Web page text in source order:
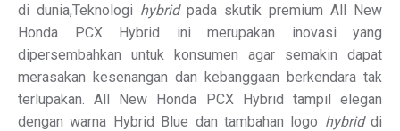
di dunia,Teknologi hybridpada skutik premium All New
Honda PCX Hybrid ini merupakan inovasi yang
dipersembahkan untuk konsumen agar semakin dapat
merasakan kesenangan dan kebanggaan berkendara tak
terlupakan. All New Honda PCX Hybrid tampil elegan
dengan warna Hybrid Blue dan tambahan logo hybriddi